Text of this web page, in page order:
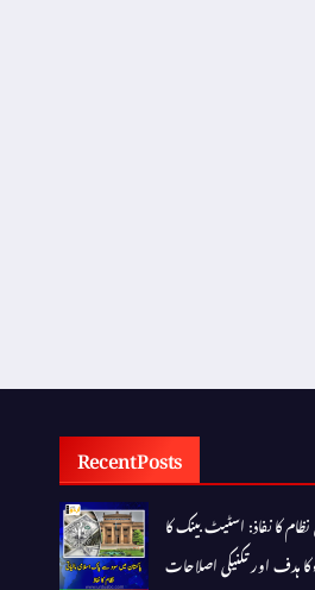
Recent Posts
کا نفاذ: اسٹیٹ بینک کا